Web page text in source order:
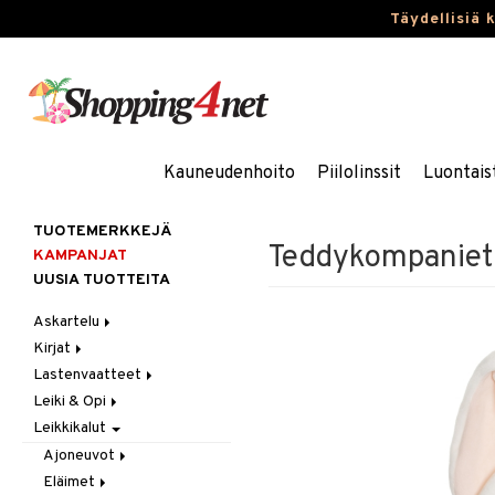
Täydellisiä
Kauneudenhoito Piilolinssit
TUOTEMERKKEJÄ
KAMPANJAT
UUSIA TUOTTEITA
Askartelu
Askartelumateriaalit
Askartelusetti
Helmet
Koulutarvikkeet
Muovailuvaha
Piirrä ja maalaa
Kirjat
Askartelukirjat
Maalauskirjat
Päiväkirjat
Lastenvaatteet
Alaosat
Leggingsit
Alusvaatteet & Sukat
Kengät
Mekot
Leiki & Opi
Opetuslelut
Oppimispelit
Soittimet
Leikkikalut
Ajoneuvot
Autoradat
Eläimet